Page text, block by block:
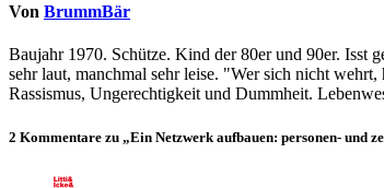
Von BrummBär
Baujahr 1970. Schütze. Kind der 80er und 90er. Isst
sehr laut, manchmal sehr leise. "Wer sich nicht
Rassismus, Ungerechtigkeit und Dummheit.
2 Kommentare zu „Ein Netzwerk aufbauen: personen- und